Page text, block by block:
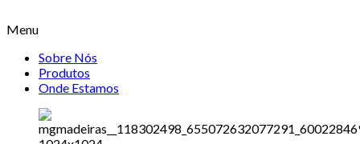
Menu
Sobre Nós
Produtos
Onde Estamos